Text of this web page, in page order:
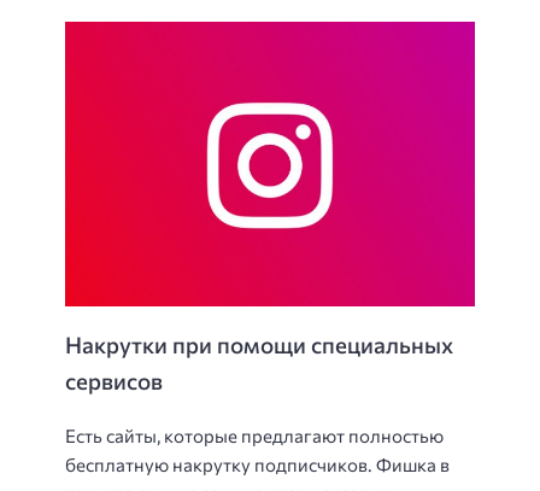
Накрутки при помощи специальных
сервисов
Есть сайты, которые предлагают полностью
бесплатную накрутку подписчиков. Фишка в